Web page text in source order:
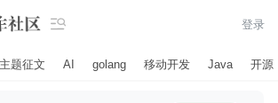
 登录
主题征文 AI golang 移动开发 Java 开源